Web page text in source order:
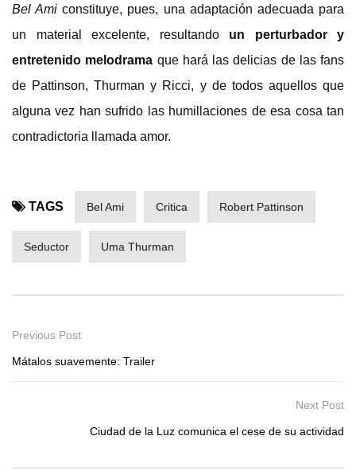
Bel Ami constituye, pues, una adaptación adecuada para
un material excelente, resultando un perturbador y
entretenido melodrama que hará las delicias de las fans
de Pattinson, Thurman y Ricci, y de todos aquellos que
alguna vez han sufrido las humillaciones de esa cosa tan
contradictoria llamada amor.
TAGS Bel Ami Critica Robert Pattinson
Seductor Uma Thurman
Previous Post
Mátalos suavemente: Trailer
Next Post
Ciudad de la Luz comunica el cese de su actividad